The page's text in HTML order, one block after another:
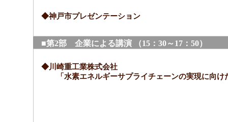
◆神戸市プレゼンテーション
■第2部 企業による講演 （15：30～17：50）
◆川崎重工業株式会社
「水素エネルギーサプライチェーンの実現に向け